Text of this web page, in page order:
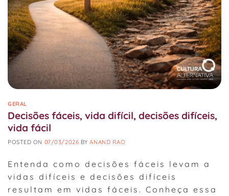
GERAL
Decisões fáceis, vida difícil, decisões difíceis,
vida fácil
POSTED ON 07/03/2026 BYANAND RAO
Entenda como decisões fáceis levam a
vidas difíceis e decisões difíceis
resultam em vidas fáceis. Conheça essa